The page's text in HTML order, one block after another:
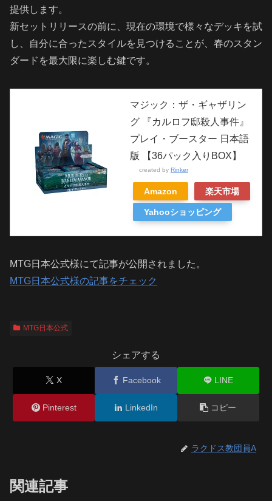
提供します。
新セットリリースの前に、現在の環境で様々なデッキを試
し、自分に合ったスタイルを見つけることが、春のスタン
ダードを最大限に楽しむ鍵です。
マジック：ザ・ギャザリン
グ 『カルロフ邸殺人事件』
プレイ・ブースター 日本語
版 【36パック入りBOX】
created by Rinker
Amazon 楽天市場
Yahooショッピング
MTG日本公式様にて記事が公開されました。
MTG日本公式様の記事をチェック
MTG日本公式
シェアする
X Facebook LINE
Pinterest LinkedIn コピー
ラクドス教団員A
関連記事